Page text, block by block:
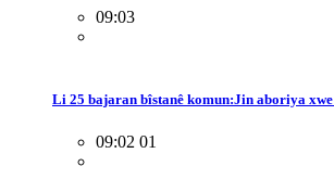
09:03
Li 25 bajaran bîstanê komun:Jin aboriya
09:02 01